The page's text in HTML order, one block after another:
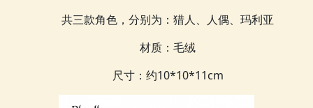
共三款角色，分别为：猎人、人偶、玛利亚
材质：毛绒
尺寸：约10*10*11cm